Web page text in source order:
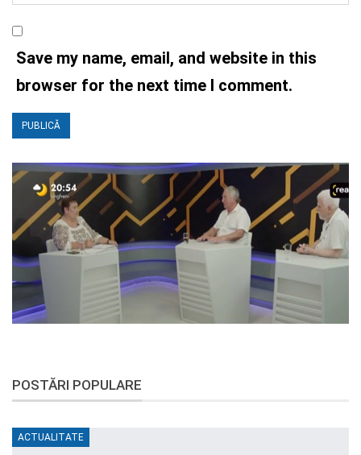
Save my name, email, and website in this
browser for the next time I comment.
POSTĂRI POPULARE
ACTUALITATE